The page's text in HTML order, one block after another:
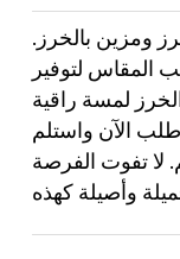
ومزين بالخرز.
لتوفير
لمسة راقية
الآن واستلم
لا تفوت الفرصة